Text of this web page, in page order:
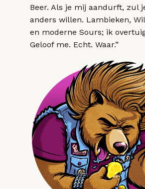
Beer. Als je mij aandurft, zul
anders willen. Lambieken,
en moderne Sours; ik
Geloof me. Echt. Waar.”